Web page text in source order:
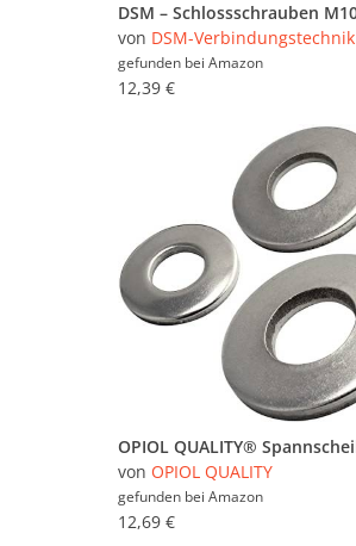
von DSM-Verbindungstechnik
gefunden bei Amazon
12,39 €
von OPIOL QUALITY
gefunden bei Amazon
12,69 €